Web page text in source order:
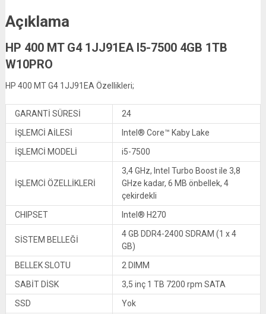
Açıklama
HP 400 MT G4 1JJ91EA I5-7500 4GB 1TB
W10PRO
HP 400 MT G4 1JJ91EA Özellikleri;
GARANTİ SÜRESİ
24
İŞLEMCİ AİLESİ
Intel® Core™ Kaby Lake
İŞLEMCİ MODELİ
i5-7500
İŞLEMCİ ÖZELLİKLERİ
3,4 GHz, Intel Turbo Boost ile 3,8
GHze kadar, 6 MB önbellek, 4
çekirdekli
CHIPSET
Intel® H270
SİSTEM BELLEĞİ
4 GB DDR4-2400 SDRAM (1 x 4
GB)
BELLEK SLOTU
2 DIMM
SABİT DİSK
3,5 inç 1 TB 7200 rpm SATA
SSD
Yok